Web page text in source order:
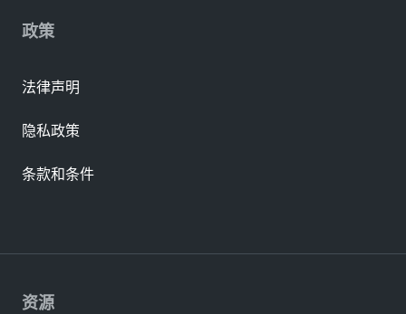
资源
政策
法律声明
隐私政策
条款和条件